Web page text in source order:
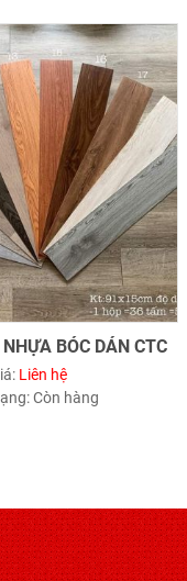
BÓC DÁN CTC
Liên hệ
Còn hàng